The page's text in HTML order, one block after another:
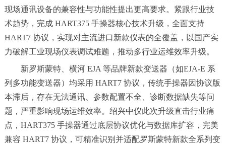
现场通讯设备的兼容性与功能性提出更高要求。紧跟行业技
术趋势，完成 HART375 手操器核心技术升级，全面支持
HART7 协议，实现对主流进口新款仪表的全覆盖，以国产实
力破解工业现场仪表调试难题，推动多行业运维效率升级。
新罗斯蒙特、横河 EJA 等品牌新款变送器（如EJA-E 系
列多功能变送器）均采用 HART7 协议，传统手操器因协议版
本滞后，存在无法通讯、参数配置不全、诊断数据缺失等问
题，严重影响现场运维效率。绍兴中仪此次升级直击行业痛
点，HART375 手操器通过底层协议优化与数据库扩容，完美
兼容 HART7 协议，可精准识别并适配罗斯蒙特新款全系列变